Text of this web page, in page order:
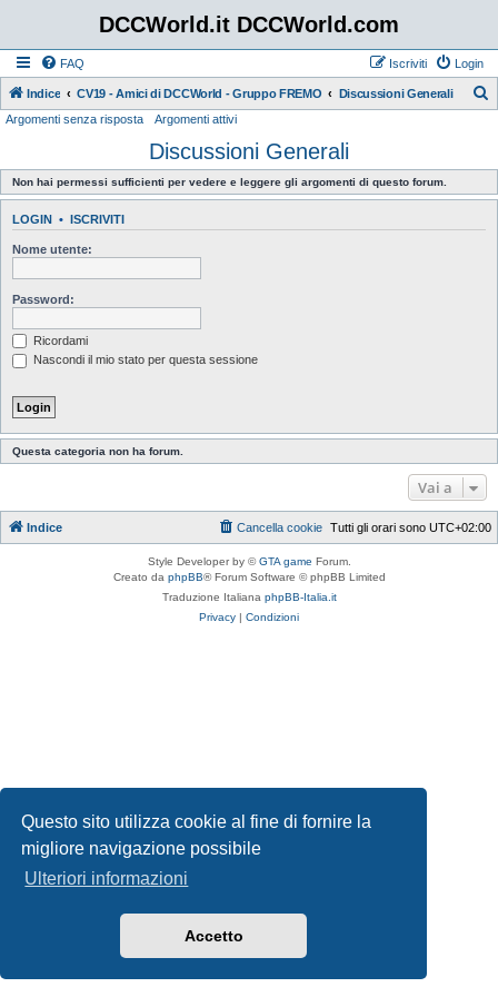
Questo sito utilizza cookie al fine di fornire la
migliore navigazione possibile
Ulteriori informazioni
Accetto
DCCWorld.it DCCWorld.com
FAQ Login
Iscriviti
Indice CV19 - Amici di DCCWorld - Gruppo FREMO Discussioni Generali
c
a
Argomenti senza risposta Argomenti attivi
Discussioni Generali
Non hai permessi sufficienti per vedere e leggere gli argomenti di questo forum.
LOGIN • ISCRIVITI
Nome utente:
Password:
Ricordami
Nascondi il mio stato per questa sessione
Questa categoria non ha forum.
Vai a
Indice Tutti gli orari sono UTC+02:00
Cancella cookie
Style Developer by ©GTA game Forum.
Creato da phpBB® Forum Software © phpBB Limited
Traduzione Italiana phpBB-Italia.it
Privacy | Condizioni